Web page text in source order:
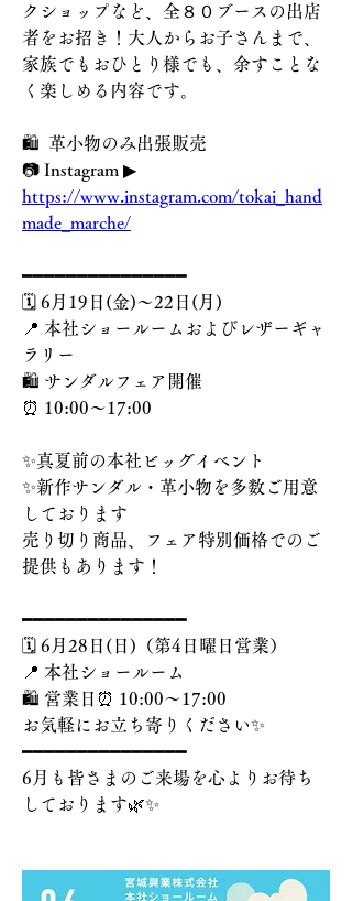
クショップなど、全８０ブースの出店
者をお招き！大人からお子さんまで、
家族でもおひとり様でも、余すことな
く楽しめる内容です。
🛍️  革小物のみ出張販売
📷 Instagram ▶︎
https://www.instagram.com/tokai_hand
made_marche/
━━━━━━━━━━━━━━━
🗓️ 6月19日(金)〜22日(月)
📍 本社ショールームおよびレザーギャ
ラリー
🛍️ サンダルフェア開催
⏰ 10:00〜17:00
✨真夏前の本社ビッグイベント
✨新作サンダル・革小物を多数ご用意
しております
売り切り商品、フェア特別価格でのご
提供もあります！
━━━━━━━━━━━━━━━
🗓️ 6月28日(日)（第4日曜日営業）
📍 本社ショールーム
🛍️ 営業日⏰ 10:00〜17:00
お気軽にお立ち寄りください✨
━━━━━━━━━━━━━━━
6月も皆さまのご来場を心よりお待ち
しております🌿✨